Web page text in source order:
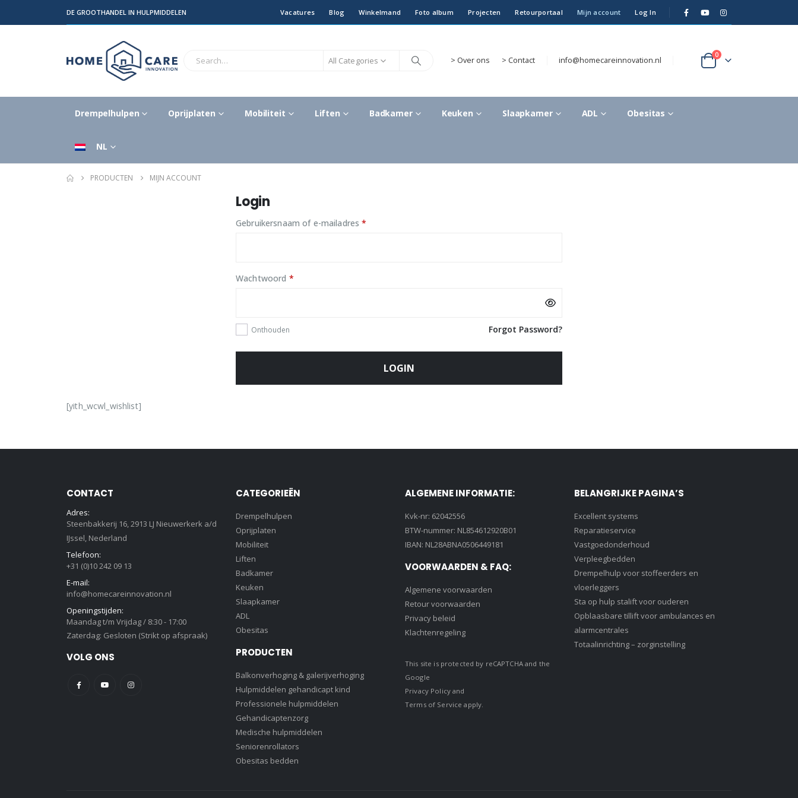
DE GROOTHANDEL IN HULPMIDDELEN Vacatures Blog Winkelmand Foto album Projecten Retourportaal Mijn account Log In
All Categories > Over ons > Contact info@homecareinnovation.nl
0
Drempelhulpen Oprijplaten Mobiliteit Liften Badkamer Keuken Slaapkamer ADL Obesitas
NL
PRODUCTEN MIJN ACCOUNT
Login
Gebruikersnaam of e-mailadres*
Wachtwoord *Vereist
Onthouden Forgot Password?
LOGIN
[yith_wcwl_wishlist]
CONTACT
Adres:
Steenbakkerij 16, 2913 LJ Nieuwerkerk a/d
IJssel, Nederland
Telefoon:
+31 (0)10 242 09 13
E-mail:
info@homecareinnovation.nl
Openingstijden:
Maandag t/m Vrijdag / 8:30 - 17:00
Zaterdag: Gesloten (Strikt op afspraak)
VOLG ONS
CATEGORIEËN
Drempelhulpen
Oprijplaten
Mobiliteit
Liften
Badkamer
Keuken
Slaapkamer
ADL
Obesitas
PRODUCTEN
Balkonverhoging & galerijverhoging
Hulpmiddelen gehandicapt kind
Professionele hulpmiddelen
Gehandicaptenzorg
Medische hulpmiddelen
Seniorenrollators
Obesitas bedden
ALGEMENE INFORMATIE:
Kvk-nr: 62042556
BTW-nummer: NL854612920B01
IBAN: NL28ABNA0506449181
VOORWAARDEN & FAQ:
Algemene voorwaarden
Retour voorwaarden
Privacy beleid
Klachtenregeling
This site is protected by reCAPTCHA and the
Google
Privacy Policyand
Terms of Service apply.
BELANGRIJKE PAGINA’S
Excellent systems
Reparatieservice
Vastgoedonderhoud
Verpleegbedden
Drempelhulp voor stoffeerders en
vloerleggers
Sta op hulp stalift voor ouderen
Opblaasbare tillift voor ambulances en
alarmcentrales
Totaalinrichting – zorginstelling